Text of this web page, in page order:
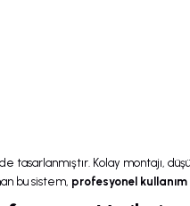
Kolay montajı,
bu sistem, profesyonel